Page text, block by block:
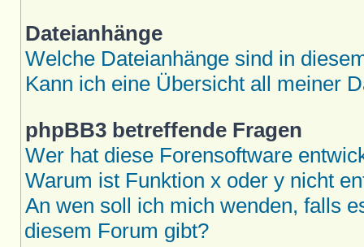
Dateianhänge
Welche Dateianhänge sind in
Kann ich eine Übersicht all meiner
phpBB3 betreffende Fragen
Wer hat diese Forensoftware
Warum ist Funktion x oder y nicht
An wen soll ich mich wenden, falls
diesem Forum gibt?